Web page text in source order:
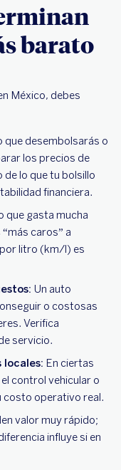
que planeas
barato
México, debes
que desembolsarás o
los precios de
lo que tu bolsillo
financiera.
que gasta mucha
caros” a
litro (km/l) es
Un auto
o costosas
Verifica
servicio.
locales: En ciertas
control vehicular o
costo operativo real.
valor muy rápido;
influye si en